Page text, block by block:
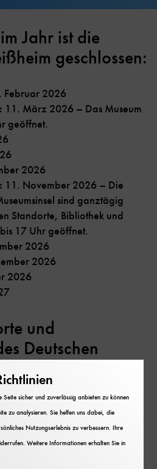
Jahr ist die
geschlossen:
Februar 2026
11. März 2026 – Das Museum
geöffnet.
2026
11. November 2026 – Die
sind ganztägig
Standorte, Bibliothek und
17 Uhr geöffnet.
2026
2026
2026
und
Deutschen
alle Einrichtungen des
Raum:
sicher und zuverlässig anbieten zu können
zu analysieren. Sie helfen uns dabei, die
Nutzungserlebnis zu verbessern. Ihre
Weitere Informationen erhalten Sie in